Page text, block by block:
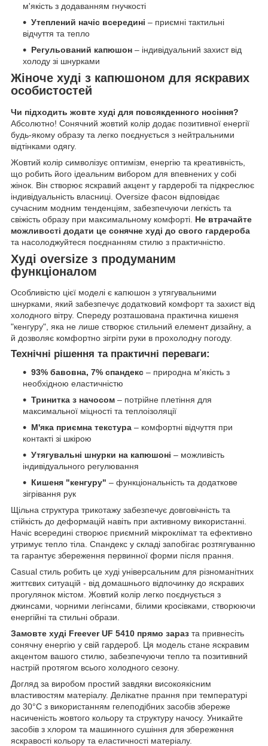
м'якість з додаванням гнучкості
Утеплений начіс всередині – приємні тактильні
відчуття та тепло
Регульований капюшон – індивідуальний захист від
холоду зі шнурками
Жіноче худі з капюшоном для яскравих
особистостей
Чи підходить жовте худі для повсякденного носіння?
Абсолютно! Сонячний жовтий колір додає позитивної енергії
будь-якому образу та легко поєднується з нейтральними
відтінками одягу.
Жовтий колір символізує оптимізм, енергію та креативність,
що робить його ідеальним вибором для впевнених у собі
жінок. Він створює яскравий акцент у гардеробі та підкреслює
індивідуальність власниці. Oversize фасон відповідає
сучасним модним тенденціям, забезпечуючи легкість та
свіжість образу при максимальному комфорті. Не втрачайте
можливості додати це сонячне худі до свого гардероба
та насолоджуйтеся поєднанням стилю з практичністю.
Худі oversize з продуманим
функціоналом
Особливістю цієї моделі є капюшон з утягувальними
шнурками, який забезпечує додатковий комфорт та захист від
холодного вітру. Спереду розташована практична кишеня
"кенгуру", яка не лише створює стильний елемент дизайну, а
й дозволяє комфортно зігріти руки в прохолодну погоду.
Технічні рішення та практичні переваги:
93% бавовна, 7% спандекс – природна м'якість з
необхідною еластичністю
Тринитка з начосом – потрійне плетіння для
максимальної міцності та теплоізоляції
М'яка приємна текстура – комфортні відчуття при
контакті зі шкірою
Утягувальні шнурки на капюшоні – можливість
індивідуального регулювання
Кишеня "кенгуру" – функціональність та додаткове
зігрівання рук
Щільна структура трикотажу забезпечує довговічність та
стійкість до деформацій навіть при активному використанні.
Начіс всередині створює приємний мікроклімат та ефективно
утримує тепло тіла. Спандекс у складі запобігає розтягуванню
та гарантує збереження первинної форми після прання.
Casual стиль робить це худі універсальним для різноманітних
життєвих ситуацій - від домашнього відпочинку до яскравих
прогулянок містом. Жовтий колір легко поєднується з
джинсами, чорними легінсами, білими кросівками, створюючи
енергійні та стильні образи.
Замовте худі Freever UF 5410 прямо зараз та привнесіть
сонячну енергію у свій гардероб. Ця модель стане яскравим
акцентом вашого стилю, забезпечуючи тепло та позитивний
настрій протягом всього холодного сезону.
Догляд за виробом простий завдяки високоякісним
властивостям матеріалу. Делікатне прання при температурі
до 30°C з використанням гелеподібних засобів збереже
насиченість жовтого кольору та структуру начосу. Уникайте
засобів з хлором та машинного сушіння для збереження
яскравості кольору та еластичності матеріалу.